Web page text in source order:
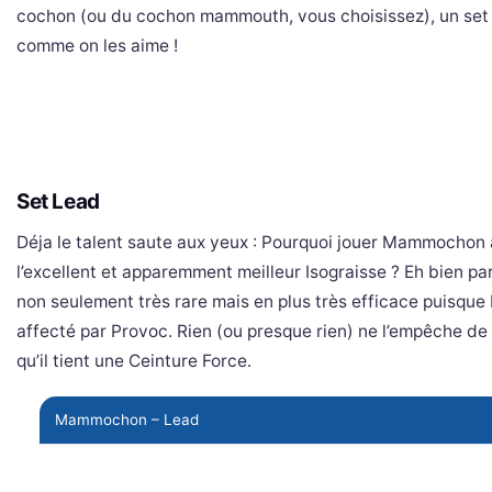
cochon (ou du cochon mammouth, vous choisissez), un
comme on les aime !
Set Lead
Déja le talent saute aux yeux : Pourquoi jouer
l’excellent et apparemment meilleur Isograisse ? Eh bien
non seulement très rare mais en plus très efficace
affecté par Provoc. Rien (ou presque rien) ne l’empêche
qu’il tient une Ceinture Force.
Mammochon – Lead